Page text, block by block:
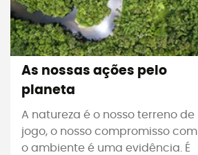
As nossas ações pelo
planeta
A natureza é o nosso terreno de
jogo, o nosso compromisso com
o ambiente é uma evidência. É